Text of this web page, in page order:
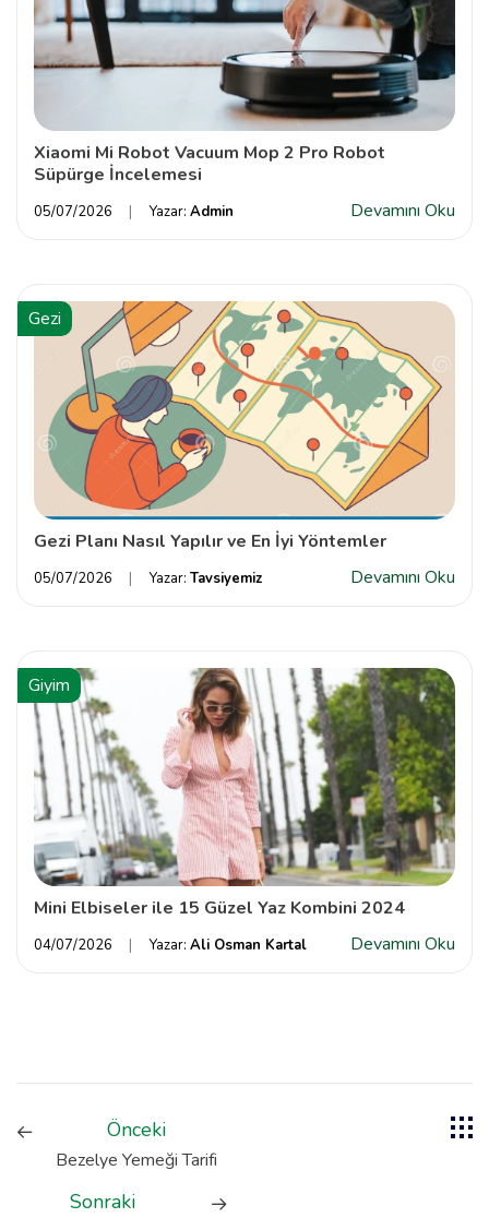
Xiaomi Mi Robot Vacuum Mop 2 Pro Robot
Süpürge İncelemesi
05/07/2026 Yazar: Admin Devamını Oku
Gezi
Gezi Planı Nasıl Yapılır ve En İyi Yöntemler
05/07/2026 Yazar: Tavsiyemiz Devamını Oku
Giyim
Mini Elbiseler ile 15 Güzel Yaz Kombini 2024
04/07/2026 Yazar: Ali Osman Kartal Devamını Oku
Önceki
Bezelye Yemeği Tarifi
Sonraki